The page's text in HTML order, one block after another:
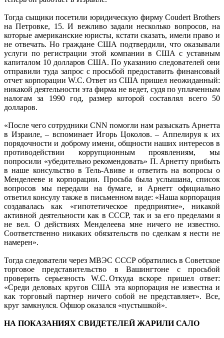
Тогда сыщики посетили юридическую фирму Coudert Brothers
на Петровке, 15. И вежливо задали несколько вопросов, на
которые американские юристы, кстати сказать, имели право и
не отвечать. Но граждане США подтвердили, что оказывали
услуги по регистрации этой компании в США с уставным
капиталом 10 долларов США. По указанию следователей они
отправили туда запрос с просьбой предоставить финансовый
отчет корпорации W.C. Ответ из США пришел неожиданный:
никакой деятельности эта фирма не ведет, судя по уплаченным
налогам за 1990 год, размер которой составлял всего 50
долларов.
«После чего сотрудники CNN помогли нам разыскать Арнетта
в Израиле, – вспоминает Игорь Цоколов. – Аппелируя к их
порядочности и доброму имени, общности наших интересов в
противодействии коррупционным проявлениям, мы
попросили «убедительно рекомендовать» П. Арнетту прибыть
в наше консульство в Тель-Авиве и ответить на вопросы о
Менделееве и корпорации. Просьба была услышана, список
вопросов мы передали на бумаге, и Арнетт официально
ответил консулу также в письменном виде: «Наша корпорация
создавалась как «гипотетическое предприятие», никакой
активной деятельности как в СССР, так и за его пределами я
не вел. О действиях Менделеева мне ничего не известно.
Соответственно никаких обязательств по сделкам я нести не
намерен».
Тогда следователи через МВЭС СССР обратились в Советское
торговое представительство в Вашингтоне с просьбой
проверить серьезность W.C. Откуда вскоре пришел ответ:
«Среди деловых кругов США эта корпорация не известна и
как торговый партнер ничего собой не представляет». Все,
круг замкнулся. Офшор оказался «пустышкой».
НА ПОКАЗАНИЯХ СВИДЕТЕЛЕЙ ЖАРИЛИ САЛО